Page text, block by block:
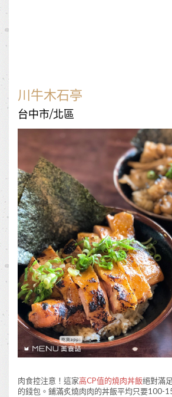
川牛木石亭
台中市/北區
肉食控注意！這家高CP值的燒肉丼飯絕對滿
的錢包。鋪滿炙燒肉肉的丼飯平均只要100-